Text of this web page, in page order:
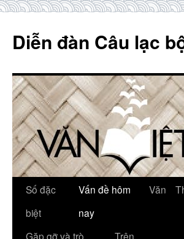
content
Diễn đàn Câu lạc
Số đặc
biệt
Vấn đề hôm
nay
Văn
Gặp gỡ và trò
Trên